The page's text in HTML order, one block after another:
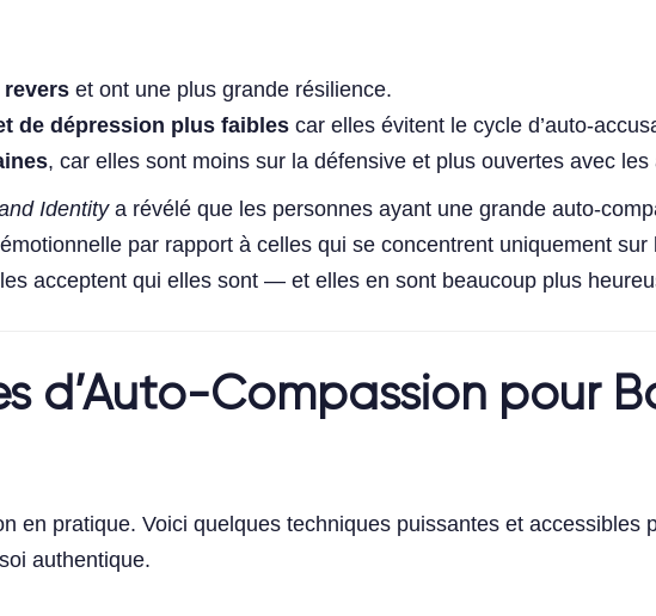
revers et ont une plus grande résilience.
de dépression plus faibles car elles évitent le cycle d’auto-
, car elles sont moins sur la défensive et plus ouvertes avec les
Identitya révélé que les personnes ayant une grande auto-
par rapport à celles qui se concentrent uniquement sur
acceptent qui elles sont — et elles en sont beaucoup plus
d’Auto-Compassion pour
en pratique. Voici quelques techniques puissantes et accessibles
authentique.